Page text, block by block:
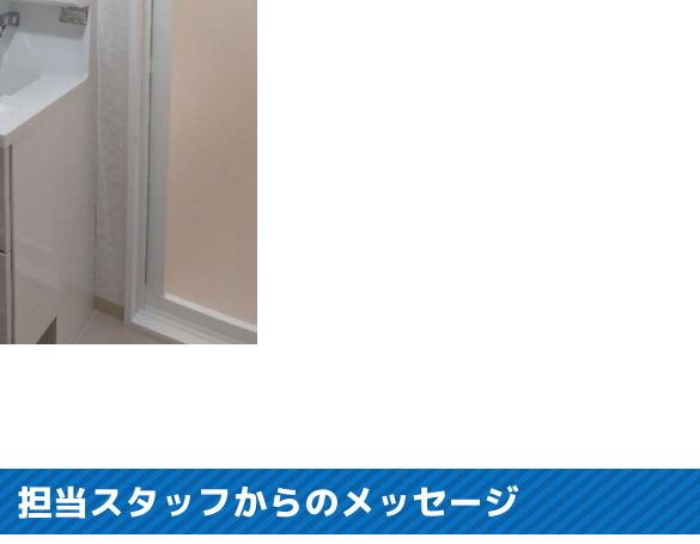
担当スタッフからのメッセージ